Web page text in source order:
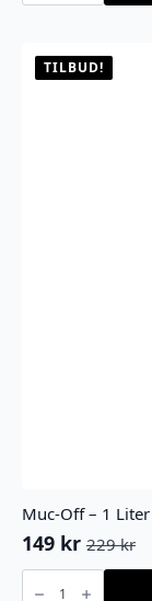
Defence
antallTILBUD!
Muc-Off – 1
229kr
Opprinnelig
pris
149 kr
Nåværende
pris
Muc-